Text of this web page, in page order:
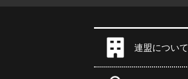
連盟について